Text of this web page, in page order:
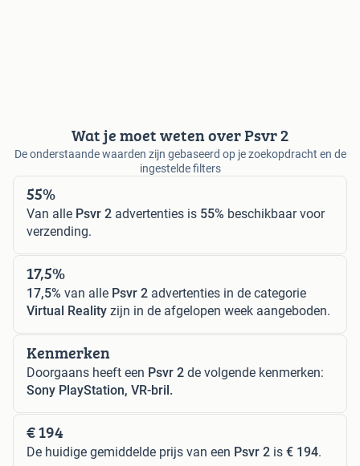
Wat je moet weten over Psvr 2
De onderstaande waarden zijn gebaseerd op je zoekopdracht en de
ingestelde filters
55%
Van alle Psvr 2 advertenties is 55% beschikbaar voor
verzending.
17,5%
17,5% van alle Psvr 2 advertenties in de categorie
Virtual Reality zijn in de afgelopen week aangeboden.
Kenmerken
Doorgaans heeft een Psvr 2 de volgende kenmerken:
Sony PlayStation, VR-bril.
€ 194
De huidige gemiddelde prijs van een Psvr 2 is € 194.